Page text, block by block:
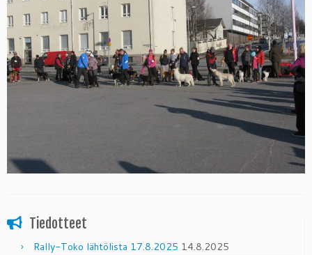
Tiedotteet
Rally-Toko lähtölista 17.8.2025 14.8.2025